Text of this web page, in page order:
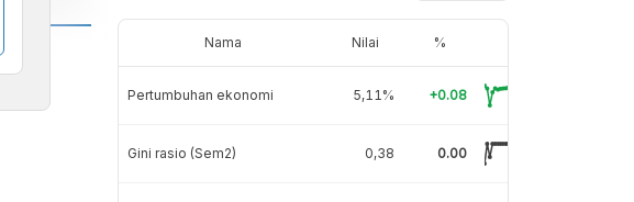
Nama Nilai %
Pertumbuhan ekonomi 5,11% +0.08
Gini rasio (Sem2) 0,38 0.00